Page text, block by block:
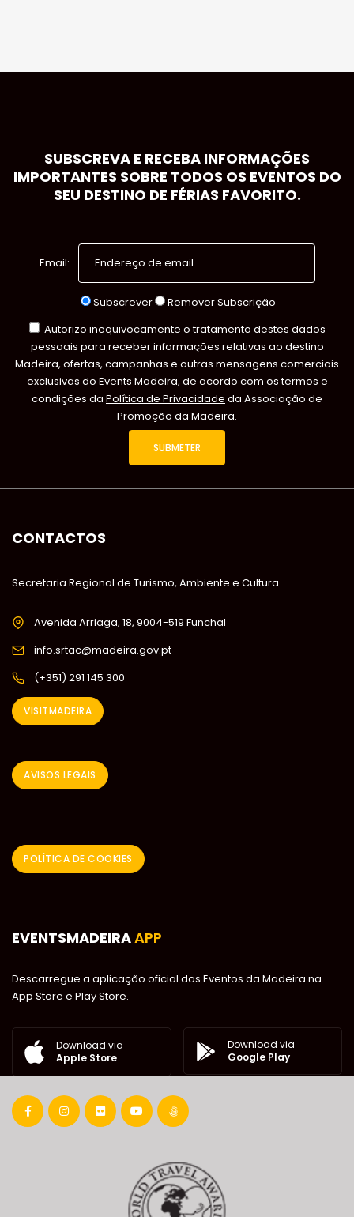
SUBSCREVA E RECEBA INFORMAÇÕES
IMPORTANTES SOBRE TODOS OS EVENTOS DO
SEU DESTINO DE FÉRIAS FAVORITO.
Email:
Subscrever
Remover Subscrição
Autorizo inequivocamente o tratamento destes dados
pessoais para receber informações relativas ao destino
Madeira, ofertas, campanhas e outras mensagens comerciais
exclusivas do Events Madeira, de acordo com os termos e
condições da Política de Privacidade da Associação de
Promoção da Madeira.
CONTACTOS
Secretaria Regional de Turismo, Ambiente e Cultura
Avenida Arriaga, 18, 9004-519 Funchal
info.srtac@madeira.gov.pt
(+351) 291 145 300
VISITMADEIRA
AVISOS LEGAIS
POLÍTICA DE COOKIES
EVENTSMADEIRAAPP
Descarregue a aplicação oficial dos Eventos da Madeira na
App Store e Play Store.
Download via
Apple Store
Download via
Google Play